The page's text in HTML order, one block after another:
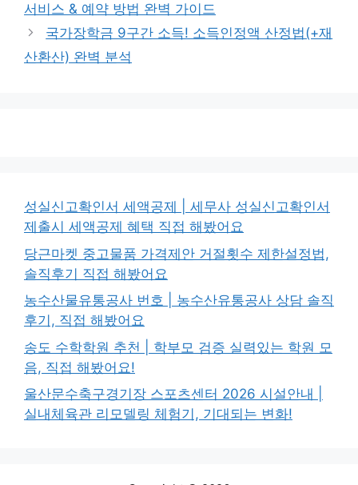
서비스 & 예약 방법 완벽 가이드
국가장학금 9구간 소득! 소득인정액 산정법(+재
산환산) 완벽 분석
성실신고확인서 세액공제 | 세무사 성실신고확인서
제출시 세액공제 혜택 직접 해봤어요
당근마켓 중고물품 가격제안 거절횟수 제한설정법,
솔직후기 직접 해봤어요
농수산물유통공사 번호 | 농수산유통공사 상담 솔직
후기, 직접 해봤어요
송도 수학학원 추천 | 학부모 검증 실력있는 학원 모
음, 직접 해봤어요!
울산문수축구경기장 스포츠센터 2026 시설안내 |
실내체육관 리모델링 체험기, 기대되는 변화!